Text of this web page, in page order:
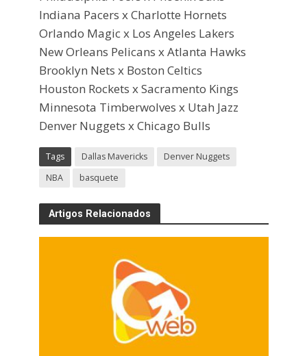
Indiana Pacers x Charlotte Hornets
Orlando Magic x Los Angeles Lakers
New Orleans Pelicans x Atlanta Hawks
Brooklyn Nets x Boston Celtics
Houston Rockets x Sacramento Kings
Minnesota Timberwolves x Utah Jazz
Denver Nuggets x Chicago Bulls
Tags Dallas Mavericks
Denver Nuggets
NBA
basquete
Artigos Relacionados